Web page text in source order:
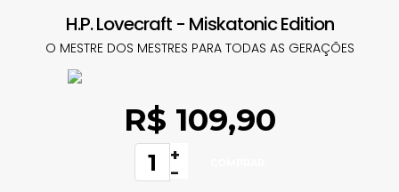
H.P. Lovecraft - Miskatonic Edition
O MESTRE DOS MESTRES PARA TODAS AS GERAÇÕES
R$ 109,90
+
-